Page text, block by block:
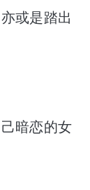
或是踏出
暗恋的女